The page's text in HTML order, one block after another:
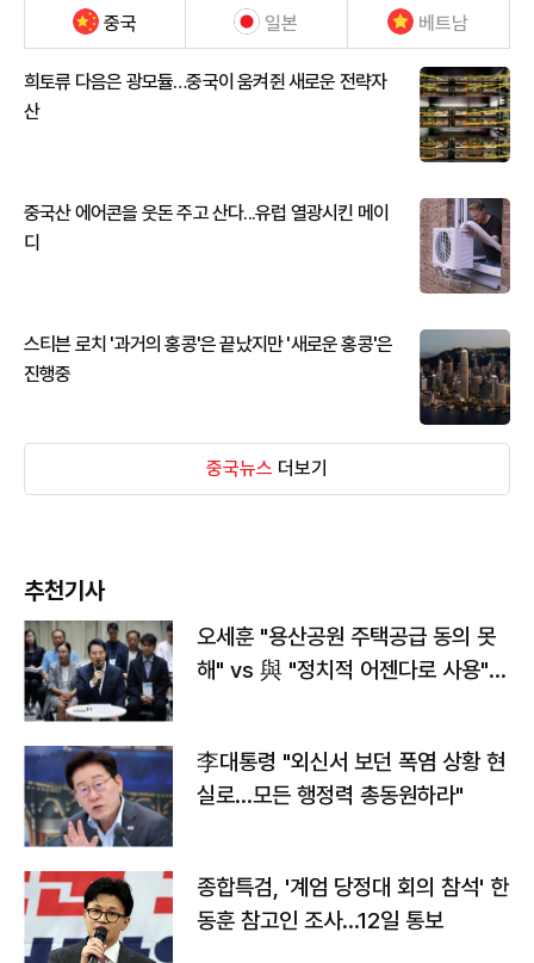
중국 일본 베트남
희토류 다음은 광모듈…중국이 움켜쥔 새로운 전략자
산
중국산 에어콘을 웃돈 주고 산다...유럽 열광시킨 메이
디
스티븐 로치 '과거의 홍콩'은 끝났지만 '새로운 홍콩'은
진행중
중국뉴스 더보기
추천기사
오세훈 "용산공원 주택공급 동의 못
해" vs 與 "정치적 어젠다로 사용"
李대통령 "외신서 보던 폭염 상황 현
실로…모든 행정력 총동원하라"
종합특검, '계엄 당정대 회의 참석' 한
동훈 참고인 조사...12일 통보